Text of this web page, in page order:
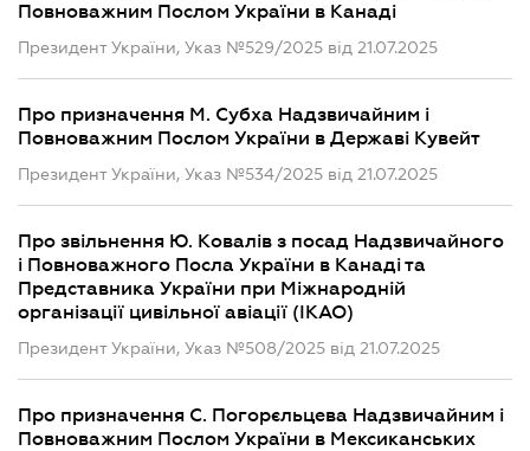
Повноважним Послом України в Канаді
Президент України, Указ №529/2025 від 21.07.2025
Про призначення М. Субха Надзвичайним і
Повноважним Послом України в Державі Кувейт
Президент України, Указ №534/2025 від 21.07.2025
Про звільнення Ю. Ковалів з посад Надзвичайного
і Повноважного Посла України в Канаді та
Представника України при Міжнародній
організації цивільної авіації (IKAO)
Президент України, Указ №508/2025 від 21.07.2025
Про призначення С. Погорєльцева Надзвичайним і
Повноважним Послом України в Мексиканських